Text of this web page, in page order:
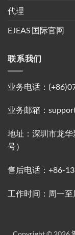
代理
EJEAS 国际官网
联系我们
业务电话：
业务邮箱：
地址：深圳市龙
号）
售后电话：+86-
工作时间：周一